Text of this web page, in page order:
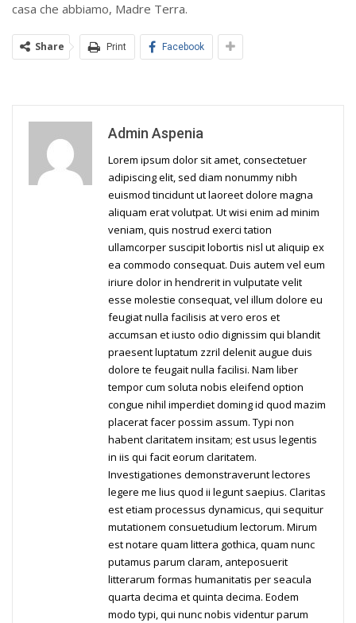
casa che abbiamo, Madre Terra.
Share Print Facebook
Admin Aspenia
Lorem ipsum dolor sit amet, consectetuer
adipiscing elit, sed diam nonummy nibh
euismod tincidunt ut laoreet dolore magna
aliquam erat volutpat. Ut wisi enim ad minim
veniam, quis nostrud exerci tation
ullamcorper suscipit lobortis nisl ut aliquip ex
ea commodo consequat. Duis autem vel eum
iriure dolor in hendrerit in vulputate velit
esse molestie consequat, vel illum dolore eu
feugiat nulla facilisis at vero eros et
accumsan et iusto odio dignissim qui blandit
praesent luptatum zzril delenit augue duis
dolore te feugait nulla facilisi. Nam liber
tempor cum soluta nobis eleifend option
congue nihil imperdiet doming id quod mazim
placerat facer possim assum. Typi non
habent claritatem insitam; est usus legentis
in iis qui facit eorum claritatem.
Investigationes demonstraverunt lectores
legere me lius quod ii legunt saepius. Claritas
est etiam processus dynamicus, qui sequitur
mutationem consuetudium lectorum. Mirum
est notare quam littera gothica, quam nunc
putamus parum claram, anteposuerit
litterarum formas humanitatis per seacula
quarta decima et quinta decima. Eodem
modo typi, qui nunc nobis videntur parum